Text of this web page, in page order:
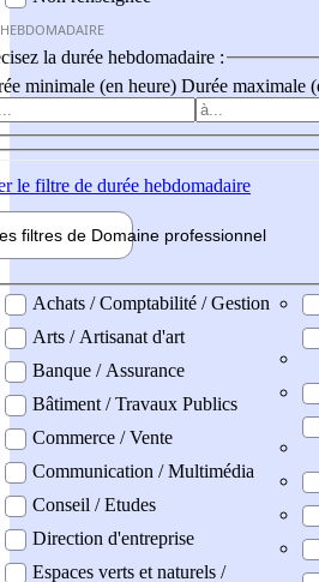
la durée hebdomadaire :
minimale (en heure) Durée maximale
le filtre de durée hebdomadaire
filtres de Domaine professionnel
professionel
Achats / Comptabilité / Gestion
Arts / Artisanat d'art
Banque / Assurance
Bâtiment / Travaux Publics
Commerce / Vente
Communication / Multimédia
Conseil / Etudes
Direction d'entreprise
Espaces verts et naturels /